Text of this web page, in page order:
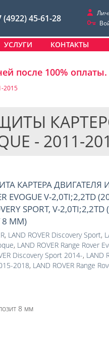
(4922) 45-61-28
УСЛУГИ КОНТАКТЫ
после 100% оплаты.
2015
- 2011-
КАРТЕРА ДВИГАТЕЛЯ
EVOGUE V-2,0TI;2,2TD
SPORT, V-
8 ММ)
, LAND ROVER Discovery Sport,
, LAND ROVER Range Rover
Discovery Sport 2014-, LAND
2018, LAND ROVER Range
8 мм